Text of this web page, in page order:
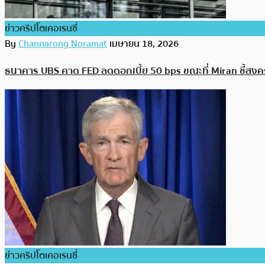
ข่าวคริปโตเคอเรนซี่
ByChannarong Noramatเมษายน 18, 2026
ธนาคาร UBS คาด FED ลดดอกเบี้ย 50 bps ขณะที่ Miran ชี้สง
ข่าวคริปโตเคอเรนซี่